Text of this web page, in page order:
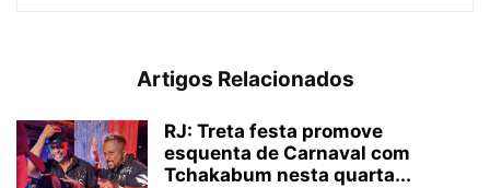
Artigos Relacionados
RJ: Treta festa promove
esquenta de Carnaval com
Tchakabum nesta quarta...